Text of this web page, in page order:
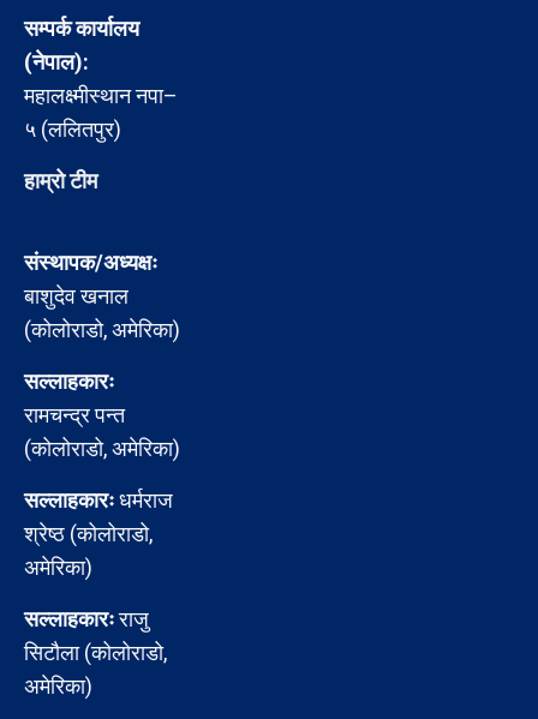
सम्पर्क कार्यालय
(नेपाल):
महालक्ष्मीस्थान नपा–
५ (ललितपुर)
हाम्रो टीम
संस्थापक/अध्यक्षः
बाशुदेव खनाल
(कोलोराडो, अमेरिका)
सल्लाहकारः
रामचन्द्र पन्त
(कोलोराडो, अमेरिका)
सल्लाहकारःधर्मराज
श्रेष्ठ (कोलोराडो,
अमेरिका)
सल्लाहकारःराजु
सिटौला (कोलोराडो,
अमेरिका)